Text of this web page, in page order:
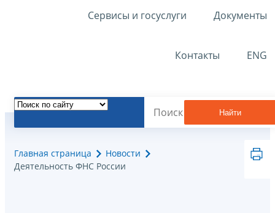
Сервисы и госуслуги Документы
Контакты ENG
Найти
Главная страница
Новости
Деятельность ФНС России